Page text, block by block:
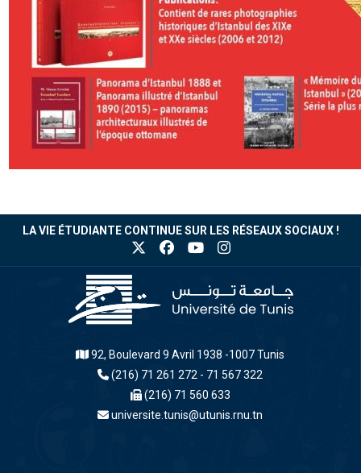
LA VIE ÉTUDIANTE CONTINUE SUR LES RÉSEAUX SOCIAUX !
92, Boulevard 9 Avril 1938 -1007 Tunis
(216) 71 261 272 - 71 567 322
(216) 71 560 633
universite.tunis@utunis.rnu.tn